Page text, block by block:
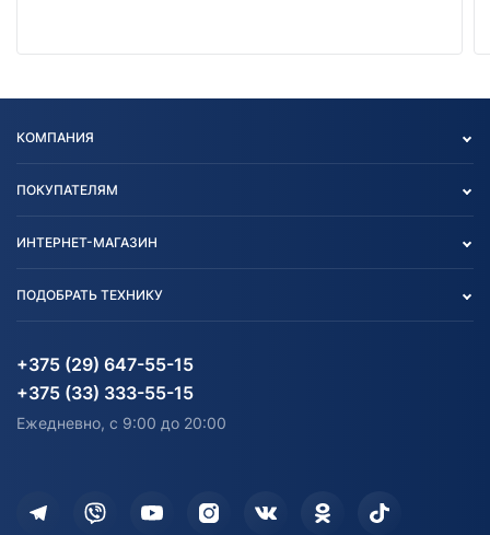
КОМПАНИЯ
Блог
Карта сайта
ПОКУПАТЕЛЯМ
Согласие на обработку
Информация до получения
согласия на обработку
Дополнительные услуги
ИНТЕРНЕТ-МАГАЗИН
Агротехника
Водный транспорт
Электротранспорт
ПОДОБРАТЬ ТЕХНИКУ
Агротехника
Электротранспорт
+375 (29) 647-55-15
+375 (33) 333-55-15
Ежедневно, с 9:00 до 20:00